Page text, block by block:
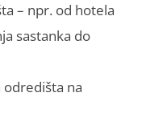
– npr. od hotela
sastanka do
odredišta na